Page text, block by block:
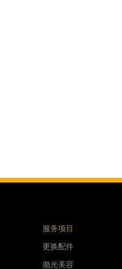
服务项目
更换配件
抛光美容